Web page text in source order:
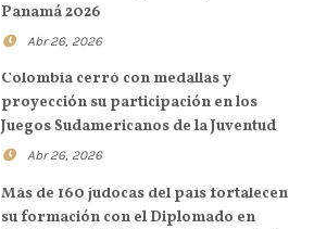
Panamá 2026
Abr 26, 2026
Colombia cerró con medallas y
proyección su participación en los
Juegos Sudamericanos de la Juventud
Abr 26, 2026
Más de 160 judocas del país fortalecen
su formación con el Diplomado en